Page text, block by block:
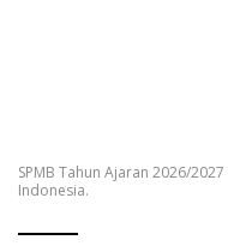
SPMB Tahun Ajaran 2026/
Indonesia.